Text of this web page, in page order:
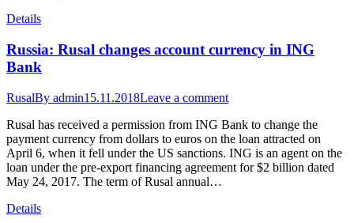
Details
Russia: Rusal changes account currency in ING
Bank
RusalBy admin15.11.2018Leave a comment
Rusal has received a permission from ING Bank to change the
payment currency from dollars to euros on the loan attracted on
April 6, when it fell under the US sanctions. ING is an agent on the
loan under the pre-export financing agreement for $2 billion dated
May 24, 2017. The term of Rusal annual…
Details